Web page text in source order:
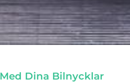
Dina Bilnycklar